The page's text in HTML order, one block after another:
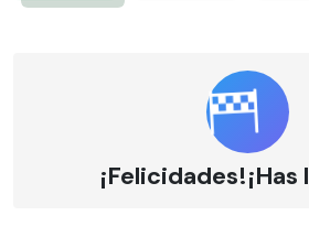
¡Felicidades!¡Has